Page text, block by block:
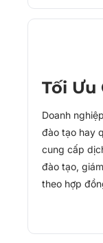
Tối Ưu
Doanh
đào tạo hay
cung cấp
đào tạo,
theo hợp